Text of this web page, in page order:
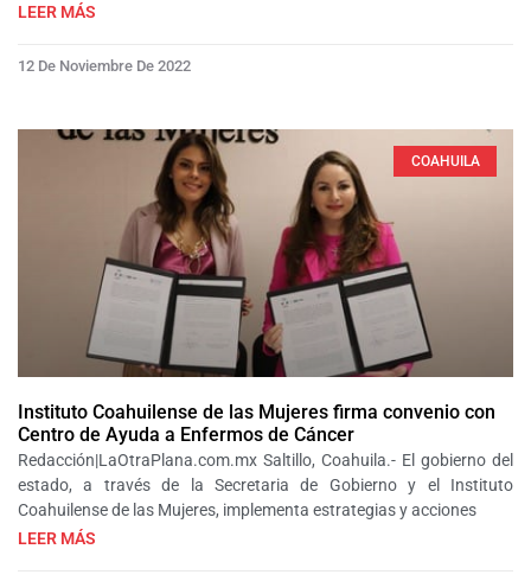
LEER MÁS
12 De Noviembre De 2022
COAHUILA
Instituto Coahuilense de las Mujeres firma convenio con
Centro de Ayuda a Enfermos de Cáncer
Redacción|LaOtraPlana.com.mx Saltillo, Coahuila.- El gobierno del
estado, a través de la Secretaria de Gobierno y el Instituto
Coahuilense de las Mujeres, implementa estrategias y acciones
LEER MÁS